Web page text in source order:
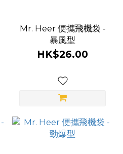
Mr. Heer 便攜飛機袋 -
暴風型
HK$26.00